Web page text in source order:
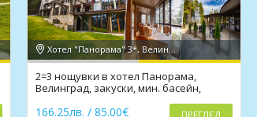
Хотел "Панорама" 3*, Велинград
2=3 нощувки в хотел Панорама,
Велинград, закуски, мин. басейн,
166.25лв. / 85.00€